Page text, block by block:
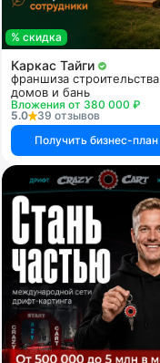
% скидка
Каркас Тайги
франшиза строительства
домов и бань
Вложения от 380 000 ₽
5.0
39 отзывов
Получить бизнес-план